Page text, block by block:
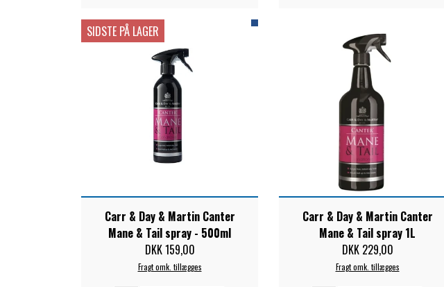
WALDHAUSEN
WALSH
ZILCO
QHP -BRANDS OF Q
PREMIER EQUINE INSEKTBESKYTTELSE
SIDSTE PÅ LAGER
Carr & Day & Martin Canter
Mane & Tail spray - 500ml
DKK 159,00
Fragt omk. tillægges
Carr & Day & Martin Canter
Mane & Tail spray 1L
DKK 229,00
Fragt omk. tillægges